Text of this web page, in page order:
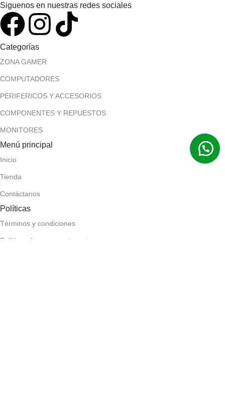
Siguenos en nuestras redes sociales
Categorías
ZONA GAMER
COMPUTADORES
PERIFERICOS Y ACCESORIOS
COMPONENTES Y REPUESTOS
MONITORES
Menú principal
Inicio
Tienda
Contáctanos
Políticas
Términos y condiciones
Políticas de pago contra entrega